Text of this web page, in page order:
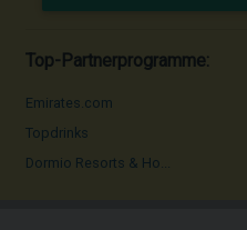
Top-Partnerprogramme:
Emirates.com
Topdrinks
Dormio Resorts & Ho...